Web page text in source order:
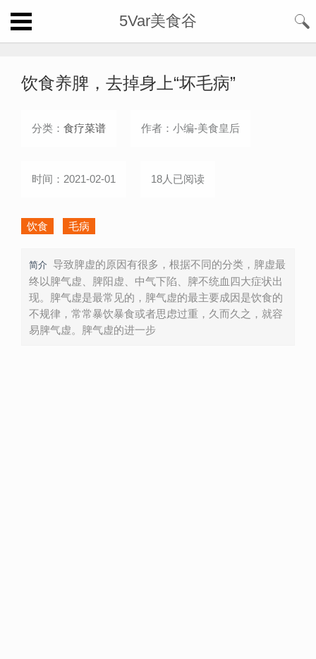
5Var美食谷
饮食养脾，去掉身上“坏毛病”
分类： 食疗菜谱 作者：小编-美食皇后
时间：2021-02-01 18人已阅读
饮食 毛病
简介
导致脾虚的原因有很多，根据不同的分类，脾虚最
终以脾气虚、脾阳虚、中气下陷、脾不统血四大症状出
现。脾气虚是最常见的，脾气虚的最主要成因是饮食的
不规律，常常暴饮暴食或者思虑过重，久而久之，就容
易脾气虚。脾气虚的进一步